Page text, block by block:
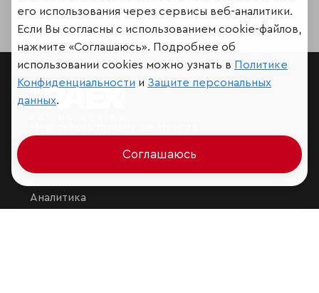
Аналитика
его использования через сервисы веб-аналитики.
Если Вы согласны с использованием cookie-файлов,
нажмите «Соглашаюсь». Подробнее об
использовании cookies можно узнать в Политике
Конфиденциальности и Защите персональных
данных.
Соглашаюсь